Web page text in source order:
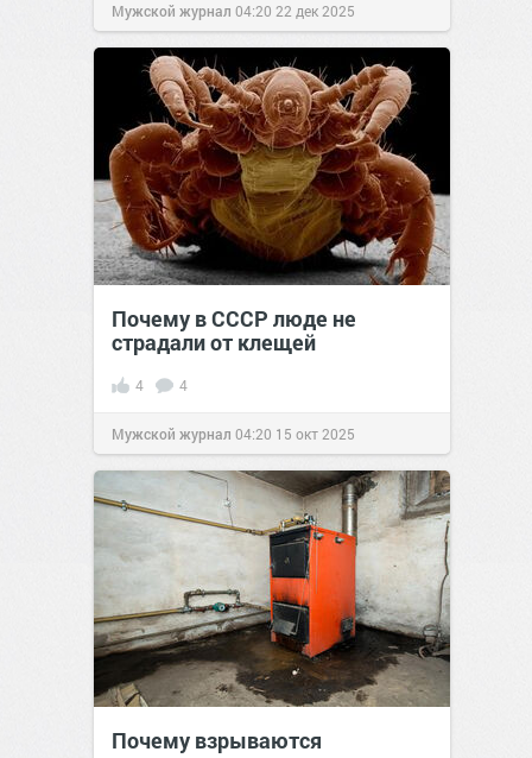
Мужской журнал 04:20 22 дек 2025
Почему в СССР люде не
страдали от клещей
4 4
Мужской журнал 04:20 15 окт 2025
Почему взрываются